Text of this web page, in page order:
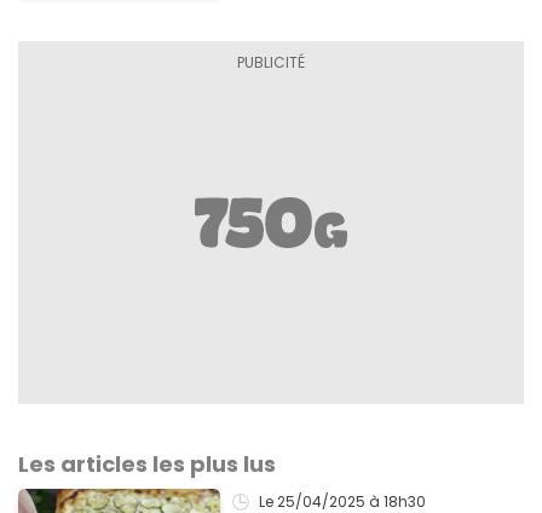
Les articles les plus lus
Le 25/04/2025 à 18h30